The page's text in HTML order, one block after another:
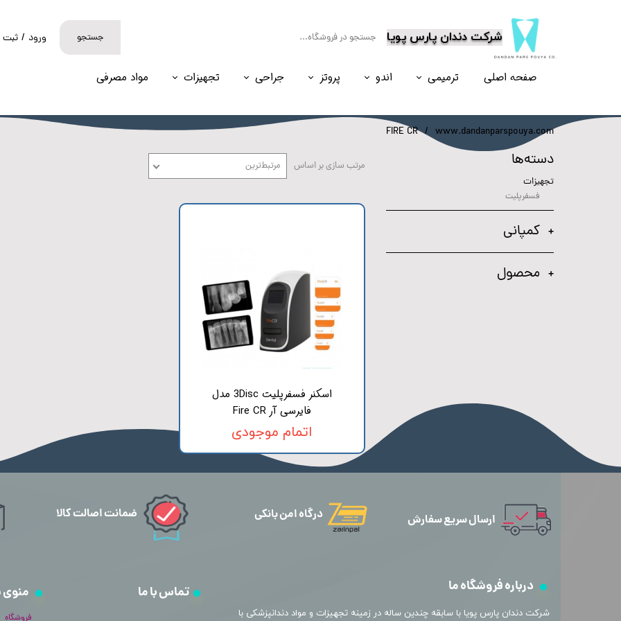
​شرکت دندان پارس پویا جستجو ورود / ثبت
سفارشات
صفحه اصلی ترمیمی اندو پروتز جراحی تجهیزات مواد مصرفی
www.dandanparspouya.com
FIRE CR
دسته‌ها
تجهیزات
فسفرپلیت
کمپانی
محصول
مرتب سازی بر اساس مرتبط‌ترین
اسکنر فسفرپلیت 3Disc مدل
فایرسی آر Fire CR
اتمام موجودی
ارسال سریع سفارش
درباره فروشگاه ما
​شرکت دندان پارس پویا با سابقه چندین ساله در زمینه تجهیزات و مواد دندانپزشکی با فروشگاه
تماس با ما
درگاه امن بانکی ضمانت اصالت کالا